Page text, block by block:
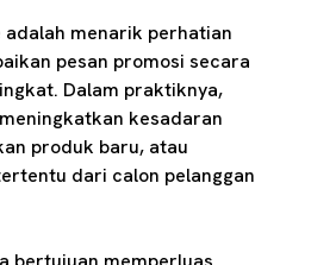
menarik perhatian
pesan promosi secara
Dalam praktiknya,
kesadaran
produk baru, atau
dari calon pelanggan